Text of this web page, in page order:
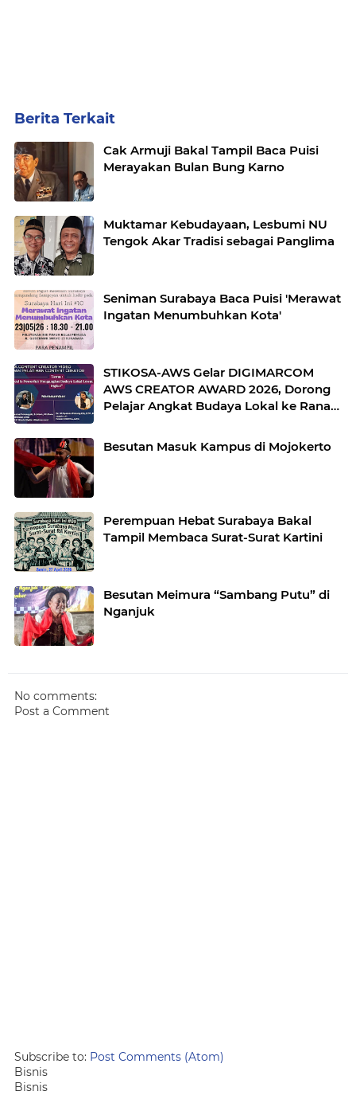
Berita Terkait
Cak Armuji Bakal Tampil Baca Puisi
Merayakan Bulan Bung Karno
Muktamar Kebudayaan, Lesbumi NU
Tengok Akar Tradisi sebagai Panglima
Seniman Surabaya Baca Puisi 'Merawat
Ingatan Menumbuhkan Kota'
STIKOSA-AWS Gelar DIGIMARCOM
AWS CREATOR AWARD 2026, Dorong
Pelajar Angkat Budaya Lokal ke Ranah
Besutan Masuk Kampus di Mojokerto
Perempuan Hebat Surabaya Bakal
Tampil Membaca Surat-Surat Kartini
Besutan Meimura “Sambang Putu” di
Nganjuk
No comments:
Post a Comment
Subscribe to: Post Comments (Atom)
Bisnis
Bisnis